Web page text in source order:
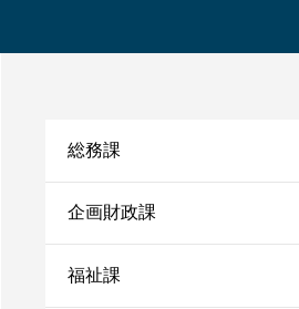
総務課
企画財政課
福祉課